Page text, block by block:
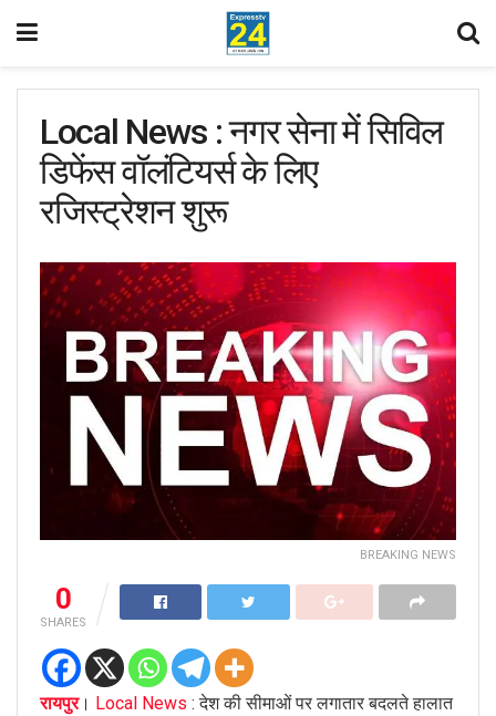
Local News : नगर सेना में सिविल
डिफेंस वॉलंटियर्स के लिए
रजिस्ट्रेशन शुरू
BREAKING NEWS
0
SHARES
रायपुर। Local News : देश की सीमाओं पर लगातार बदलते हालात